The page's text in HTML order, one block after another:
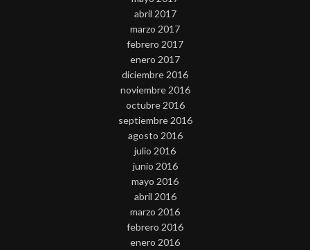
abril 2017
marzo 2017
febrero 2017
enero 2017
diciembre 2016
noviembre 2016
octubre 2016
septiembre 2016
agosto 2016
julio 2016
junio 2016
mayo 2016
abril 2016
marzo 2016
febrero 2016
enero 2016